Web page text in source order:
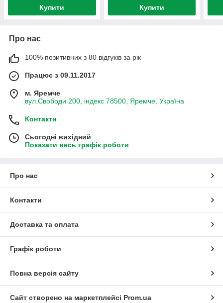
Купити Купити
Про нас
100% позитивних з 80 відгуків за рік
Працює з 09.11.2017
м. Яремче
вул.Свободи 200, індекс 78500, Яремче, Україна
Контакти
Сьогодні вихідний
Показати весь графік роботи
Про нас
Контакти
Доставка та оплата
Графік роботи
Повна версія сайту
Сайт створено на маркетплейсі Prom.ua